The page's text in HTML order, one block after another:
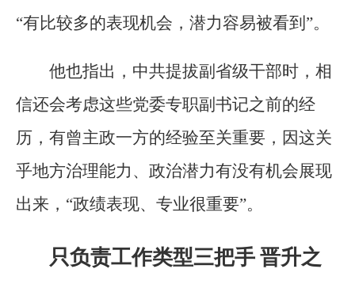
“有比较多的表现机会，潜力容易被看到”。
他也指出，中共提拔副省级干部时，相
信还会考虑这些党委专职副书记之前的经
历，有曾主政一方的经验至关重要，因这关
乎地方治理能力、政治潜力有没有机会展现
出来，“政绩表现、专业很重要”。
只负责工作类型三把手 晋升之